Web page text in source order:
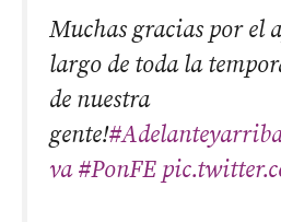
Muchas gracias por el
largo de toda la
de nuestra
gente!
va #PonFE